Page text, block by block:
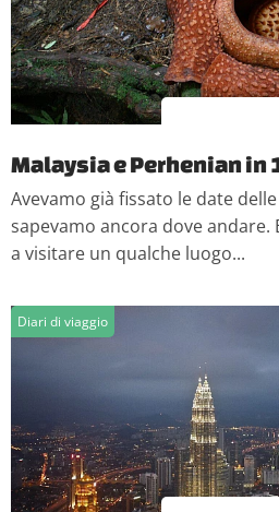
Malaysia e Perhenian in
Avevamo già fissato le date
sapevamo ancora dove
a visitare un qualche luogo...
Diari di viaggio